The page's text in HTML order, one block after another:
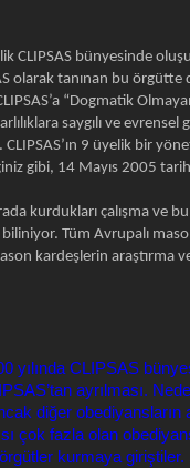
bünyesinde
olarak tanınan bu
“Dogmatik
saygılı ve
9 üyelik bir
gibi, 14 Mayıs 2005
kurdukları çalışma
biliniyor. Tüm Avrupalı
kardeşlerin
CLIPSAS
ayrılması.
diğer
çok fazla olan
kurmaya